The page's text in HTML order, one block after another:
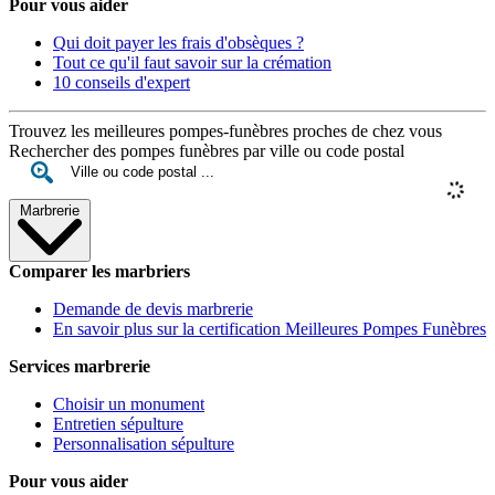
Pour vous aider
Qui doit payer les frais d'obsèques ?
Tout ce qu'il faut savoir sur la crémation
10 conseils d'expert
Trouvez les meilleures pompes-funèbres proches de chez vous
Rechercher des pompes funèbres par ville ou code postal
Marbrerie
Comparer les marbriers
Demande de devis marbrerie
En savoir plus sur la certification Meilleures Pompes Funèbres
Services marbrerie
Choisir un monument
Entretien sépulture
Personnalisation sépulture
Pour vous aider